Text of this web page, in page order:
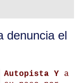
denuncia el
Autopista Y a